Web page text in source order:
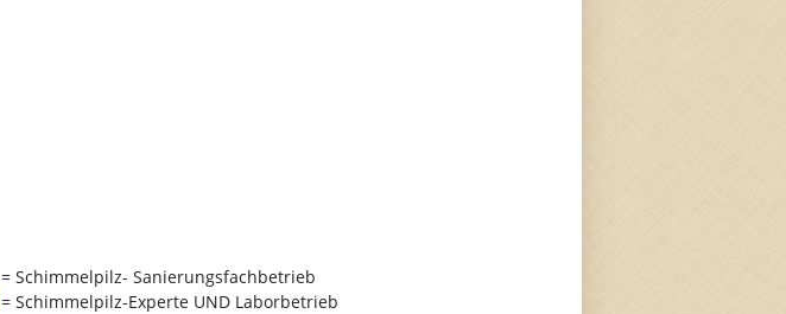
= Schimmelpilz- Sanierungsfachbetrieb
= Schimmelpilz-Experte UND Laborbetrieb